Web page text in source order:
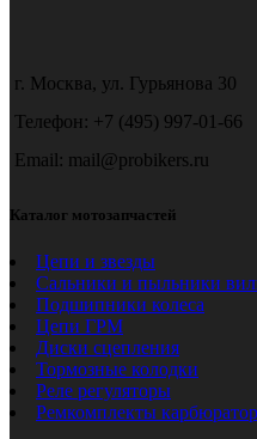
г. Москва, ул. Гурьянова 30
Телефон: +7 (495) 997-01-66
Email: mail@probikers.ru
Каталог мотозапчастей
Цепи и звезды
Сальники и пыльники
Подшипники колеса
Цепи ГРМ
Диски сцепления
Тормозные колодки
Реле регуляторы
Ремкомплекты